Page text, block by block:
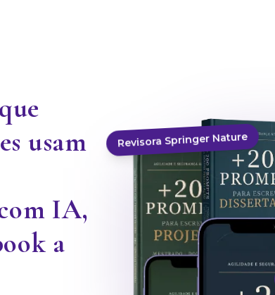
usam
IA,
a
Revisora Springer Nature